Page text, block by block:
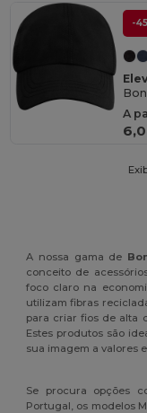
-
A
A nossa gama de
conceito de
foco claro na
utilizam fibras
para criar fios de alta
Estes produtos são
sua imagem a valores
Se procura opções
Portugal, os modelos